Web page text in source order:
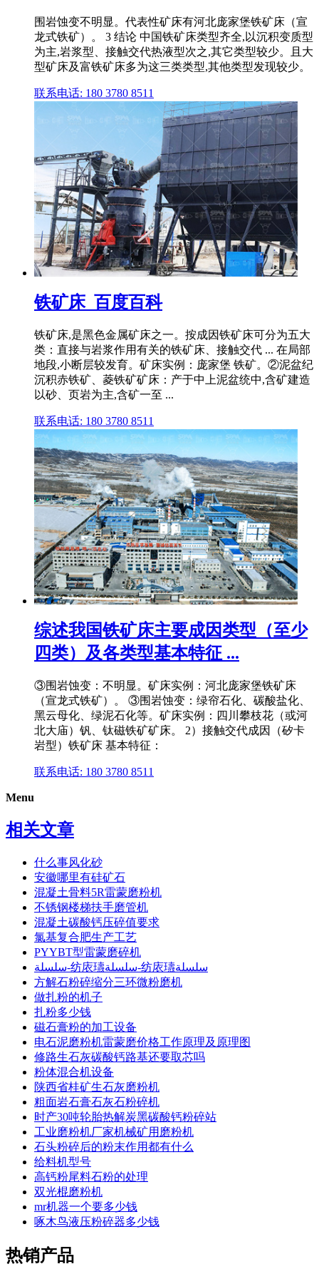
围岩蚀变不明显。代表性矿床有河北庞家堡铁矿床（宣
龙式铁矿）。 3 结论 中国铁矿床类型齐全,以沉积变质型
为主,岩浆型、接触交代热液型次之,其它类型较少。且大
型矿床及富铁矿床多为这三类类型,其他类型发现较少。
联系电话: 180 3780 8511
铁矿床_百度百科
铁矿床,是黑色金属矿床之一。按成因铁矿床可分为五大
类：直接与岩浆作用有关的铁矿床、接触交代 ... 在局部
地段,小断层较发育。矿床实例：庞家堡 铁矿。②泥盆纪
沉积赤铁矿、菱铁矿矿床：产于中上泥盆统中,含矿建造
以砂、页岩为主,含矿一至 ...
联系电话: 180 3780 8511
综述我国铁矿床主要成因类型（至少
四类）及各类型基本特征 ...
③围岩蚀变：不明显。矿床实例：河北庞家堡铁矿床
（宣龙式铁矿）。 ③围岩蚀变：绿帘石化、碳酸盐化、
黑云母化、绿泥石化等。矿床实例：四川攀枝花（或河
北大庙）钒、钛磁铁矿矿床。 2）接触交代成因（矽卡
岩型）铁矿床 基本特征：
联系电话: 180 3780 8511
Menu
相关文章
什么事风化砂
安徽哪里有硅矿石
混凝土骨料5R雷蒙磨粉机
不锈钢楼梯扶手磨管机
混凝土碳酸钙压碎值要求
氯基复合肥生产工艺
PYYBT型雷蒙磨碎机
سلسلة-纺庡瓙سلسلة-纺庡瓙سلسلة
方解石粉碎缩分三环微粉磨机
做扎粉的机子
扎粉多少钱
磁石膏粉的加工设备
电石泥磨粉机雷蒙磨价格工作原理及原理图
修路生石灰碳酸钙路基还要取芯吗
粉体混合机设备
陕西省桂矿生石灰磨粉机
粗面岩石膏石灰石粉碎机
时产30吨轮胎热解炭黑碳酸钙粉碎站
工业磨粉机厂家机械矿用磨粉机
石头粉碎后的粉末作用都有什么
给料机型号
高钙粉尾料石粉的处理
双光棍磨粉机
mr机器一个要多少钱
啄木鸟液压粉碎器多少钱
热销产品